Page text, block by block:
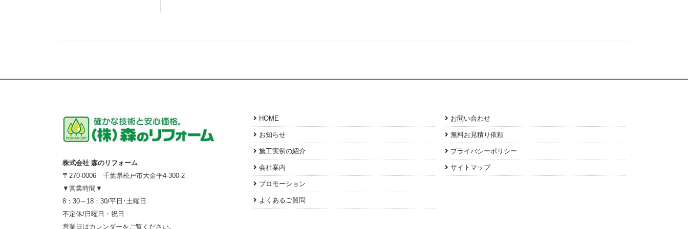
株式会社 森のリフォーム
〒270-0006 千葉県松戸市大金平4-300-2
▼営業時間▼
8：30～18：30/平日･土曜日
不定休/日曜日・祝日
営業日はカレンダーをご覧ください。
HOME
お知らせ
施工実例の紹介
会社案内
プロモーション
よくあるご質問
お問い合わせ
無料お見積り依頼
プライバシーポリシー
サイトマップ